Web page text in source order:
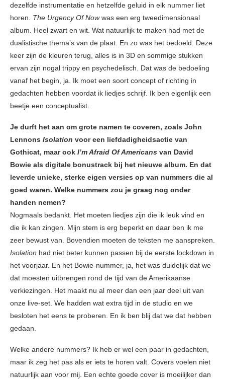
dezelfde instrumentatie en hetzelfde geluid in elk nummer liet
horen. The Urgency Of Nowwas een erg tweedimensionaal
album. Heel zwart en wit. Wat natuurlijk te maken had met de
dualistische thema’s van de plaat. En zo was het bedoeld. Deze
keer zijn de kleuren terug, alles is in 3D en sommige stukken
ervan zijn nogal trippy en psychedelisch. Dat was de bedoeling
vanaf het begin, ja. Ik moet een soort concept of richting in
gedachten hebben voordat ik liedjes schrijf. Ik ben eigenlijk een
beetje een conceptualist.
Je durft het aan om grote namen te coveren, zoals John
Lennons Isolation voor een liefdadigheidsactie van
Gothicat, maar ook I’m Afraid Of Americans van David
Bowie als digitale bonustrack bij het nieuwe album. En dat
leverde unieke, sterke eigen versies op van nummers die al
goed waren. Welke nummers zou je graag nog onder
handen nemen?
Nogmaals bedankt. Het moeten liedjes zijn die ik leuk vind en
die ik kan zingen. Mijn stem is erg beperkt en daar ben ik me
zeer bewust van. Bovendien moeten de teksten me aanspreken.
Isolation had niet beter kunnen passen bij de eerste lockdown in
het voorjaar. En het Bowie-nummer, ja, het was duidelijk dat we
dat moesten uitbrengen rond de tijd van de Amerikaanse
verkiezingen. Het maakt nu al meer dan een jaar deel uit van
onze live-set. We hadden wat extra tijd in de studio en we
besloten het eens te proberen. En ik ben blij dat we dat hebben
gedaan.
Welke andere nummers? Ik heb er wel een paar in gedachten,
maar ik zeg het pas als er iets te horen valt. Covers voelen niet
natuurlijk aan voor mij. Een echte goede cover is moeilijker dan